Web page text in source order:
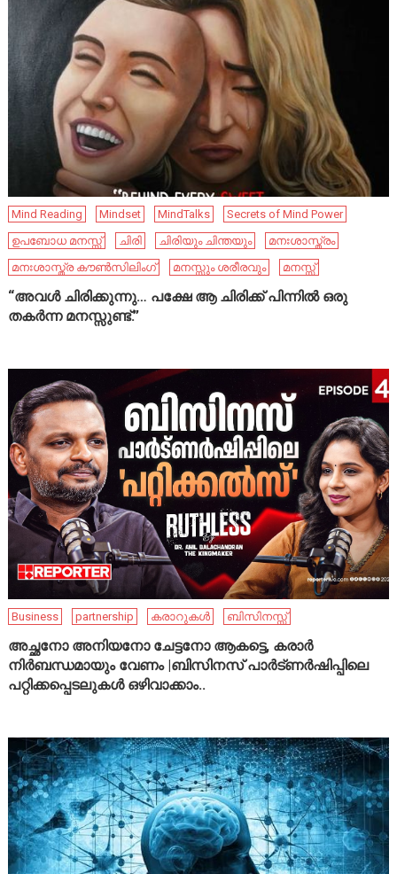
Mind Reading Mindset MindTalks
Secrets of Mind Power
ഉപബോധ മനസ്സ്
ചിരി ചിരിയും ചിന്തയും
മനഃശാസ്ത്രം
മനഃശാസ്ത്ര കൗൺസിലിംഗ്
മനസ്സും ശരീരവും മനസ്സ്
“അവൾ ചിരിക്കുന്നു… പക്ഷേ ആ ചിരിക്ക് പിന്നിൽ ഒരു
തകർന്ന മനസ്സുണ്ട്.”
Business partnership കരാറുകൾ ബിസിനസ്സ്
അച്ഛനോ അനിയനോ ചേട്ടനോ ആകട്ടെ, കരാർ
നിർബന്ധമായും വേണം |ബിസിനസ് പാർട്ണർഷിപ്പിലെ
പറ്റിക്കപ്പെടലുകൾ ഒഴിവാക്കാം..